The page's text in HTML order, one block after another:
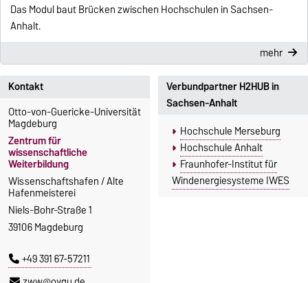
Das Modul baut Brücken zwischen Hochschulen in Sachsen-
Anhalt.
mehr
Kontakt
Otto-von-Guericke-Universität
Magdeburg
Zentrum für
wissenschaftliche
Weiterbildung
Wissenschaftshafen / Alte
Hafenmeisterei
Niels-Bohr-Straße 1
39106 Magdeburg
+49 391 67-57211
Verbundpartner H2HUB in
Sachsen-Anhalt
Hochschule Merseburg
Hochschule Anhalt
Fraunhofer-Institut für
Windenergiesysteme IWES